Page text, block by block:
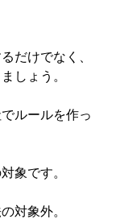
だけでなく、
しょう。
ルールを作っ
象です。
対象外。